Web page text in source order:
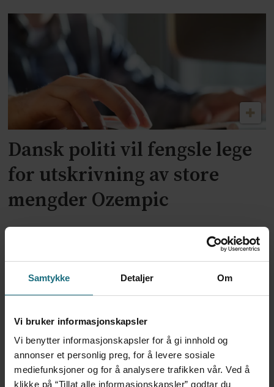
Samtykke Detaljer Om
Vi bruker informasjonskapsler
Vi benytter informasjonskapsler for å gi innhold og
annonser et personlig preg, for å levere sosiale
mediefunksjoner og for å analysere trafikken vår. Ved å
klikke på “Tillat alle informasjonskapsler” godtar du
Dansk politi vil fengsle lege
for utskrivning av store
mengder Ozempic
Feilmedisinert i 18 år – får